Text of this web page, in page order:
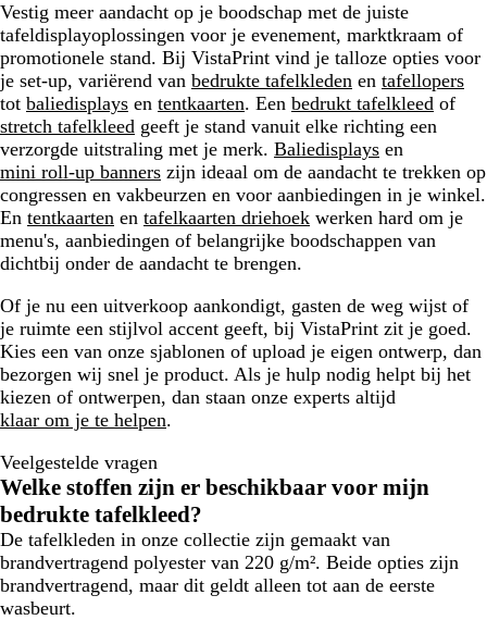
Vestig meer aandacht op je boodschap met de juiste
tafeldisplayoplossingen voor je evenement, marktkraam of
promotionele stand. Bij VistaPrint vind je talloze opties voor
je set-up, variërend van bedrukte tafelkleden en tafellopers
tot baliedisplays en tentkaarten. Een bedrukt tafelkleed of
stretch tafelkleed geeft je stand vanuit elke richting een
verzorgde uitstraling met je merk. Baliedisplays en
mini roll-up banners zijn ideaal om de aandacht te trekken op
congressen en vakbeurzen en voor aanbiedingen in je winkel.
En tentkaarten en tafelkaarten driehoek werken hard om je
menu's, aanbiedingen of belangrijke boodschappen van
dichtbij onder de aandacht te brengen.
Of je nu een uitverkoop aankondigt, gasten de weg wijst of
je ruimte een stijlvol accent geeft, bij VistaPrint zit je goed.
Kies een van onze sjablonen of upload je eigen ontwerp, dan
bezorgen wij snel je product. Als je hulp nodig helpt bij het
kiezen of ontwerpen, dan staan onze experts altijd
klaar om je te helpen.
Veelgestelde vragen
Welke stoffen zijn er beschikbaar voor mijn
bedrukte tafelkleed?
De tafelkleden in onze collectie zijn gemaakt van
brandvertragend polyester van 220 g/m². Beide opties zijn
brandvertragend, maar dit geldt alleen tot aan de eerste
wasbeurt.